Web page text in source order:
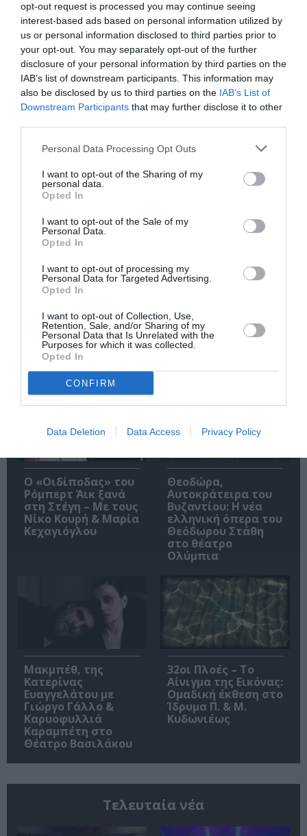
opt-out request is processed you may continue seeing
interest-based ads based on personal information utilized by
us or personal information disclosed to third parties prior to
your opt-out. You may separately opt-out of the further
disclosure of your personal information by third parties on the
IAB’s list of downstream participants. This information may
also be disclosed by us to third parties on the IAB’s List of
Downstream Participants that may further disclose it to other
Personal Data Processing Opt Outs
I want to opt-out of the Sharing of my
personal data.
Opted In
I want to opt-out of the Sale of my
Personal Data.
Opted In
I want to opt-out of processing my
Personal Data for Targeted Advertising.
Opted In
I want to opt-out of Collection, Use,
Retention, Sale, and/or Sharing of my
Personal Data that Is Unrelated with the
Purposes for which it was collected.
Opted In
CONFIRM
Data Deletion Data Access Privacy Policy
Mania The Abba
Tribute: Μια
μοναδική συναυλία
Theater
The Magician’s
Farewell: Οι Uriah
Heep στο Floyd
Οι Arab Strap στο
Stage
Ρεμπούτσικα και
Άρης Δαβαράκης
Δημοφιλή Άρθρα
O «Οιδίποδας» του
Ρόμπερτ Άικ ξανά
στη Στέγη – Με τους
Νίκο Κουρή & Μαρία
Κεχαγιόγλου
Θεοδώρα,
Αυτοκράτειρα του
Βυζαντίου: Η νέα
ελληνική όπερα του
Θεόδωρου Στάθη
στο θέατρο
Ολύμπια
Μακμπέθ, της
Κατερίνας
Ευαγγελάτου με
Γιώργο Γάλλο &
Καρυοφυλλιά
Καραμπέτη στο
Θέατρο Βασιλάκου
32οι Πλοές – Το
Αίνιγμα της Εικόνας:
Ομαδική έκθεση στο
Ίδρυμα Π. & Μ.
Κυδωνιέως
Τελευταία νέα